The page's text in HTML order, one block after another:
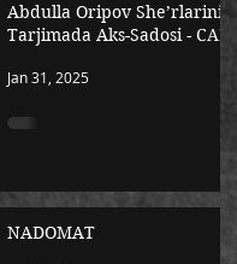
Abdulla Oripov She’rlarining
Tarjimada Aks-Sadosi -
Jan 31, 2025
NADOMAT